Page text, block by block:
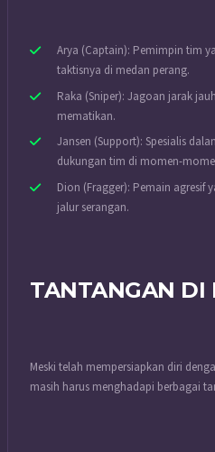
Arya (Captain): Pemimpin tim
taktisnya di medan perang.
Raka (Sniper): Jagoan jarak
mematikan.
Jansen (Support): Spesialis
dukungan tim di momen-
Dion (Fragger): Pemain agresif
jalur serangan.
TANTANGAN DI
Meski telah mempersiapkan diri
masih harus menghadapi berbagai